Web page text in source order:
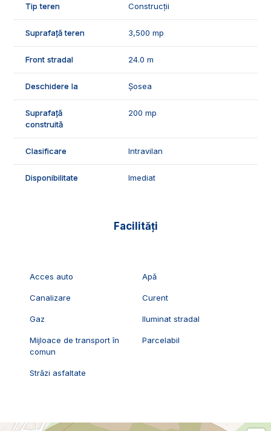
📞Pentru mai multe detalii sau pentru programarea unei
vizionari, suntem disponibili pentru dumneavostra, Echipa
Exclusiv Imobiliare Alba!
Tip teren Construcții
Suprafață teren 3,500 mp
Front stradal 24.0 m
Deschidere la Șosea
Suprafață
construită
200 mp
Clasificare Intravilan
Disponibilitate Imediat
Facilități
Acces auto Apă
Canalizare Curent
Gaz Iluminat stradal
Mijloace de transport în
comun
Parcelabil
Străzi asfaltate